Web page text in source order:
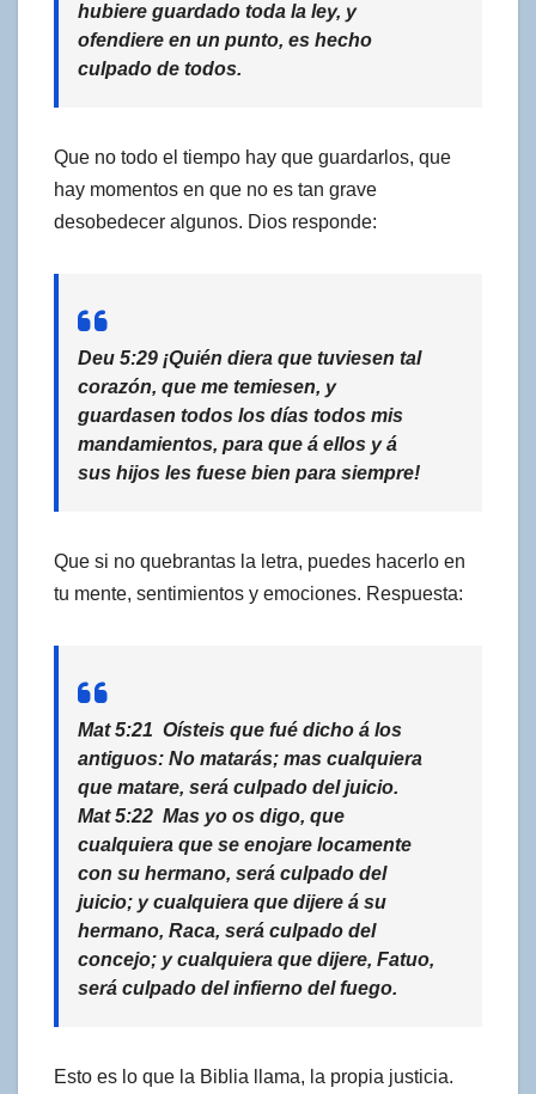
hubiere guardado toda la ley, y
ofendiere en un punto, es hecho
culpado de todos.
Que no todo el tiempo hay que guardarlos, que
hay momentos en que no es tan grave
desobedecer algunos. Dios responde:
Deu 5:29 ¡Quién diera que tuviesen tal
corazón, que me temiesen, y
guardasen todos los días todos mis
mandamientos, para que á ellos y á
sus hijos les fuese bien para siempre!
Que si no quebrantas la letra, puedes hacerlo en
tu mente, sentimientos y emociones. Respuesta:
Mat 5:21 Oísteis que fué dicho á los
antiguos: No matarás; mas cualquiera
que matare, será culpado del juicio.
Mat 5:22 Mas yo os digo, que
cualquiera que se enojare locamente
con su hermano, será culpado del
juicio; y cualquiera que dijere á su
hermano, Raca, será culpado del
concejo; y cualquiera que dijere, Fatuo,
será culpado del infierno del fuego.
Esto es lo que la Biblia llama, la propia justicia.